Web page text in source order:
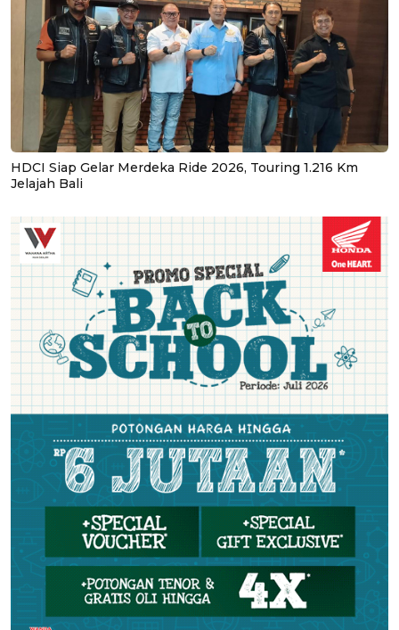
HDCI Siap Gelar Merdeka Ride 2026, Touring 1.216 Km
Jelajah Bali